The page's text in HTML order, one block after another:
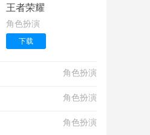
王者荣耀
角色扮演
下载
角色扮演
角色扮演
角色扮演